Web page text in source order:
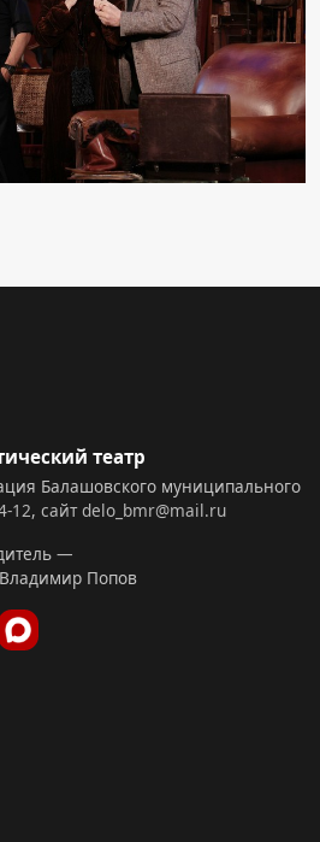
театр
Балашовского муниципального
12, сайт delo_bmr@mail.ru
—
Попов